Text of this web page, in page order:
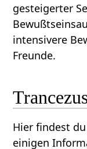
gesteigerter
intensivere
Freunde.
Hier findest
einigen